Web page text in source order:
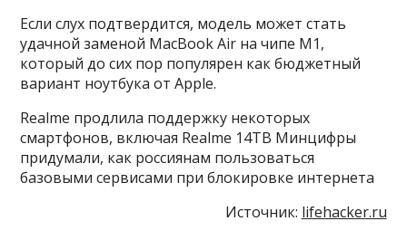
Если слух подтвердится, модель может стать
удачной заменой MacBook Air на чипе M1,
который до сих пор популярен как бюджетный
вариант ноутбука от Apple.
Realme продлила поддержку некоторых
смартфонов, включая Realme 14TВ Минцифры
придумали, как россиянам пользоваться
базовыми сервисами при блокировке интернета
Источник: lifehacker.ru